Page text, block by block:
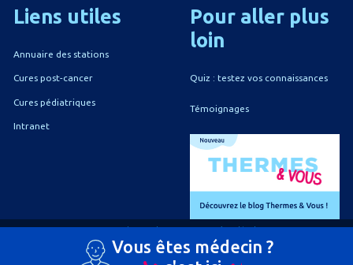
Vous êtes médecin ?
Liens utiles
Annuaire des stations
Cures post-cancer
Cures pédiatriques
Intranet
Pour aller plus
loin
Quiz : testez vos connaissances
Témoignages
Politique de confidentialité Politique de gestion des cookies